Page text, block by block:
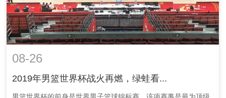
08-26
2019年男篮世界杯战火再燃，绿蛙看...